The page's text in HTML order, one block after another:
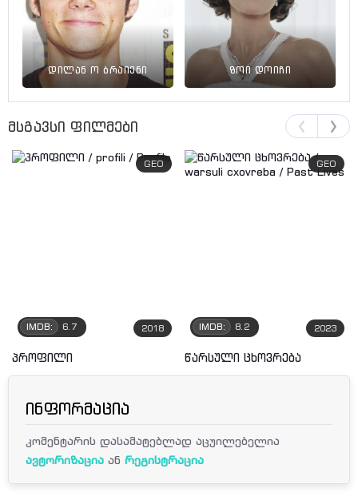
დილან ო ბრაიენი ზოი დოიჩი
მსგავსი ფილმები
GEO
2018
IMDB: 6.7
პროფილი
GEO
2023
IMDB: 8.2
წარსული ცხოვრება
ინფორმაცია
კომენტარის დასამატებლად აცუილებელია
ავტორიზაცია ანრეგისტრაცია